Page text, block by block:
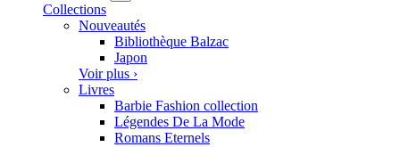
Collections
Nouveautés
Bibliothèque Balzac
Japon
Voir plus ›
Livres
Barbie Fashion collection
Légendes De La Mode
Romans Eternels